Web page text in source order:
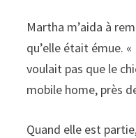
Martha m’aida à
qu’elle était émue.
voulait pas que le
mobile home, près
Quand elle est